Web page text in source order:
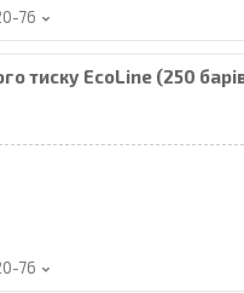
76
тиску EcoLine (250
76